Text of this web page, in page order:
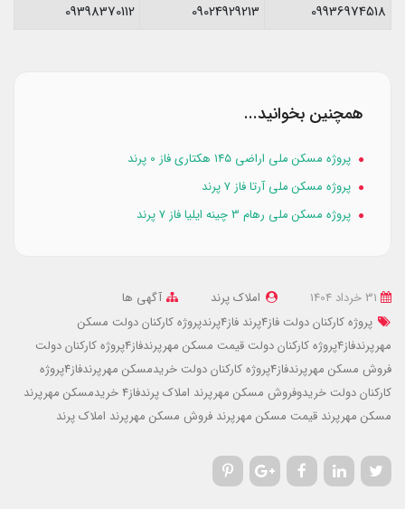
09936974518
09024929213
09398370112
همچنین بخوانید...
پروژه مسکن ملی اراضی ۱۴۵ هکتاری فاز 0 پرند
پروژه مسکن ملی آرتا فاز 7 پرند
پروژه مسکن ملی رهام 3 چینه ایلیا فاز 7 پرند
املاک پرند
آگهی ها
پروژه کارکنان دولت فاز4پرند
فاز4پرندپروژه کارکنان دولت
مسکن
مهرپرندفاز4پروژه کارکنان دولت
قیمت مسکن مهرپرندفاز4پروژه کارکنان دولت
فروش مسکن مهرپرندفاز4پروژه کارکنان دولت
خریدمسکن مهرپرندفاز4پروژه
کارکنان دولت خریدوفروش مسکن مهرپرند املاک پرندفاز4
خریدمسکن مهرپرند
مسکن مهرپرند قیمت مسکن مهرپرند فروش مسکن مهرپرند املاک پرند